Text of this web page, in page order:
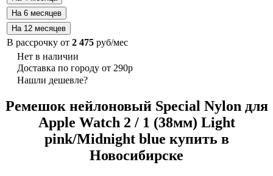
В рассрочку от 2 475 руб/мес
Нет в наличии
Доставка по городу от 290р
Нашли дешевле?
Ремешок нейлоновый Special Nylon для
Apple Watch 2 / 1 (38мм) Light
pink/Midnight blue купить в
Новосибирске